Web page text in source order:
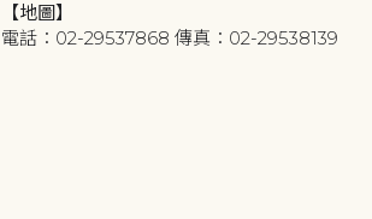
【地圖】
電話：02-29537868 傳真：02-29538139